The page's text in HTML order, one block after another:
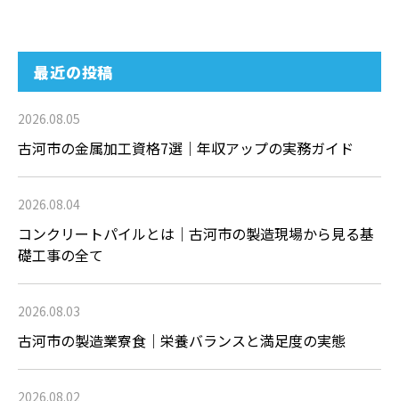
最近の投稿
2026.08.05
古河市の金属加工資格7選｜年収アップの実務ガイド
2026.08.04
コンクリートパイルとは｜古河市の製造現場から見る基
礎工事の全て
2026.08.03
古河市の製造業寮食｜栄養バランスと満足度の実態
2026.08.02